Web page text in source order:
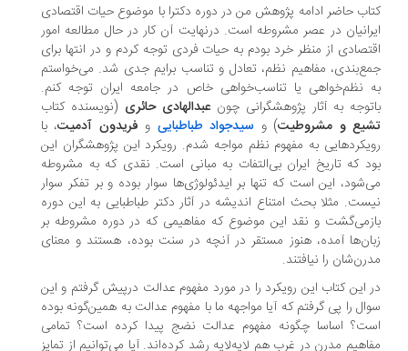
حاضر ادامه پژوهش من در دوره دکترا با موضوع حیات اقتصادی
در عصر مشروطه است. درنهایت آن کار در حال مطالعه امور
از منظر خرد بودم به حیات فردی توجه کردم و در انتها برای
مفاهیم نظم، تعادل و تناسب برایم جدی شد. می‌خواستم
نظم‌خواهی یا تناسب‌خواهی خاص در جامعه ایران توجه کنم.
به آثار پژوهشگرانی چون عبدالهادی حائری (نویسنده کتاب
و مشروطیت) وسیدجواد طباطباییوفریدون آدمیت ، با
به مفهوم نظم مواجه شدم. رویکرد این پژوهشگران این
که تاریخ ایران بی‌التفات به مبانی است. نقدی که به مشروطه
این است که تنها بر ایدئولوژی‌ها سوار بوده و بر تفکر سوار
مثلا بحث امتناع اندیشه در آثار دکتر طباطبایی به این دوره
و نقد این موضوع که مفاهیمی که در دوره مشروطه بر
آمده، هنوز مستقر در آنچه در سنت بوده، هستند و معنای
را نیافتند.
این کتاب این رویکرد را در مورد مفهوم عدالت درپیش گرفتم و این
را پی گرفتم که آیا مواجهه ما با مفهوم عدالت به همین‌گونه بوده
اساسا چگونه مفهوم عدالت نضج پیدا کرده است؟ تمامی
مدرن در غرب هم لایه‌لایه رشد کرده‌اند. آیا می‌توانیم از تمایز